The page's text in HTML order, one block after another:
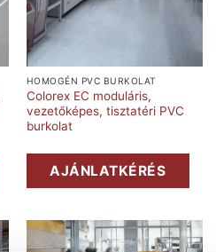
HOMOGÉN PVC BURKOLAT
Colorex EC moduláris,
vezetőképes, tisztatéri PVC
burkolat
AJÁNLATKÉRÉS